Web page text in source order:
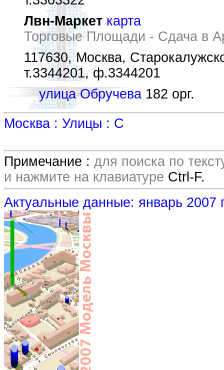
Лвн-Маркет карта
Торговые Площади - Сдача в
117630, Москва,
т.3344201, ф.3344201
улица Обручева 182 орг.
Москва : Улицы : С
Примечание : для поиска по
и нажмите на клавиатуре Ctrl-F.
Актуальные данные: январь 2007